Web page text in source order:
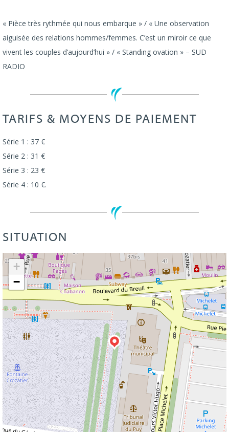
« Pièce très rythmée qui nous embarque » / « Une observation
aiguisée des relations hommes/femmes. C’est un miroir ce que
vivent les couples d’aujourd’hui » / « Standing ovation » – SUD
RADIO
TARIFS & MOYENS DE PAIEMENT
Série 1 : 37 €
Série 2 : 31 €
Série 3 : 23 €
Série 4 : 10 €.
SITUATION
+
−